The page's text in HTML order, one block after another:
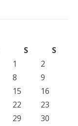
S
S
1
2
8
9
15
16
22
23
29
30